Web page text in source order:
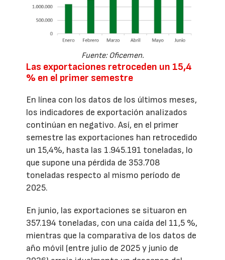
Fuente: Oficemen.
Las exportaciones retroceden un 15,4
% en el primer semestre
En línea con los datos de los últimos meses,
los indicadores de exportación analizados
continúan en negativo. Así, en el primer
semestre las exportaciones han retrocedido
un 15,4%, hasta las 1.945.191 toneladas, lo
que supone una pérdida de 353.708
toneladas respecto al mismo período de
2025.
En junio, las exportaciones se situaron en
357.194 toneladas, con una caída del 11,5 %,
mientras que la comparativa de los datos de
año móvil (entre julio de 2025 y junio de